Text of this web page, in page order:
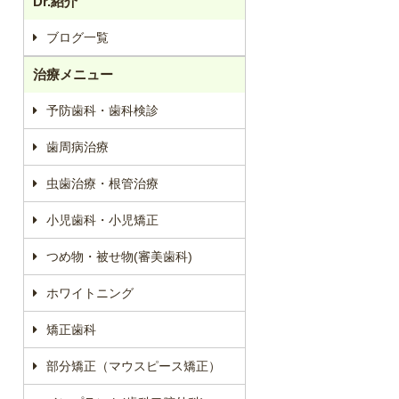
ブログ一覧
治療メニュー
予防歯科・歯科検診
歯周病治療
虫歯治療・根管治療
小児歯科・小児矯正
つめ物・被せ物(審美歯科)
ホワイトニング
矯正歯科
部分矯正（マウスピース矯正）